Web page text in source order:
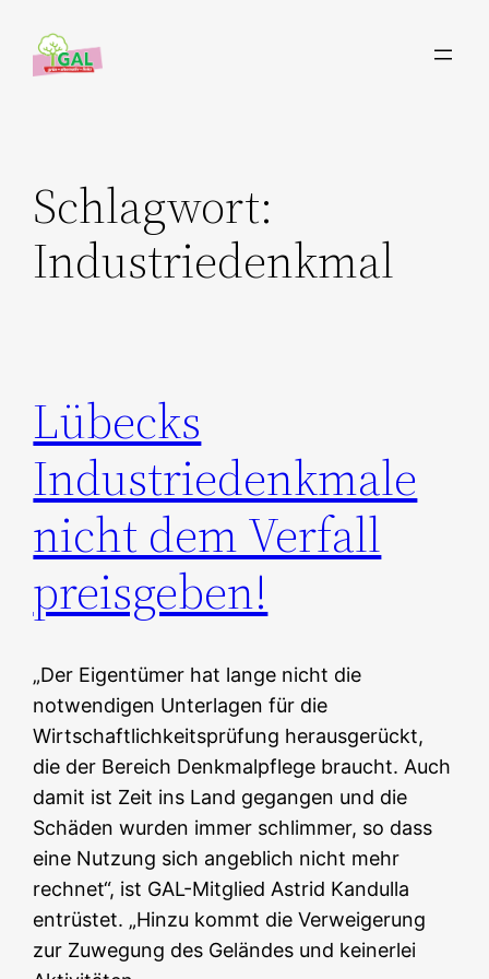
Inhalt
springen
Schlagwort:
Industriedenkmal
Lübecks
Industriedenkmale
nicht dem Verfall
preisgeben!
„Der Eigentümer hat lange nicht die
notwendigen Unterlagen für die
Wirtschaftlichkeitsprüfung herausgerückt,
die der Bereich Denkmalpflege braucht. Auch
damit ist Zeit ins Land gegangen und die
Schäden wurden immer schlimmer, so dass
eine Nutzung sich angeblich nicht mehr
rechnet“, ist GAL-Mitglied Astrid Kandulla
entrüstet. „Hinzu kommt die Verweigerung
zur Zuwegung des Geländes und keinerlei